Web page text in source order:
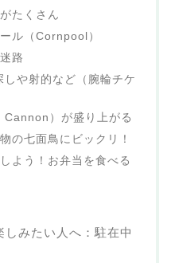
たくさん
ル（Cornpool）
路
しや射的など（腕輪チケ
）が盛り上がる
の七面鳥にビックリ！
よう！お弁当を食べる
みたい人へ：駐在中